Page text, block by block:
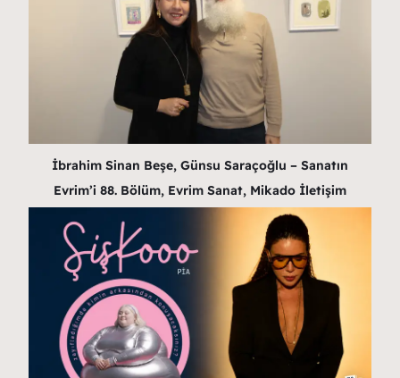
İbrahim Sinan Beşe, Günsu Saraçoğlu – Sanatın
Evrim’i 88. Bölüm, Evrim Sanat, Mikado İletişim